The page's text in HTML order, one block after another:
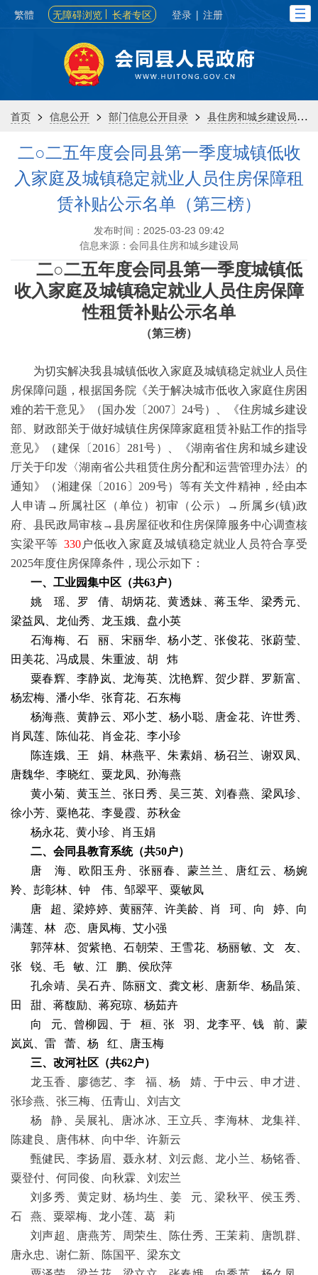
繁體 无障碍浏览 长者专区 登录 | 注册
首页 > 信息公开 > 部门信息公开目录 > 县住房和城乡建设局 >
二○二五年度会同县第一季度城镇低收
入家庭及城镇稳定就业人员住房保障租
赁补贴公示名单（第三榜）
发布时间：2025-03-23 09:42
信息来源：会同县住房和城乡建设局
二○二五年度会同县第一季度城镇低
收入家庭及城镇稳定就业人员住房保障
性租赁补贴公示名单
（第三榜）
为切实解决我县城镇低收入家庭及城镇稳定就业人员住
房保障问题，根据国务院《关于解决城市低收入家庭住房困
难的若干意见》（国办发〔2007〕24号）、《住房城乡建设
部、财政部关于做好城镇住房保障家庭租赁补贴工作的指导
意见》（建保〔2016〕 281号）、《湖南省住房和城乡建设
厅关于印发〈湖南省公共租赁住房分配和运营管理办法〉的
通知》（湘建保〔2016〕 209号）等有关文件精神，经由本
人申请→所属社区（单位）初审（公示）→所属乡(镇)政
府、县民政局审核→县房屋征收和住房保障服务中心调查核
实梁平等 330 户低收入家庭及城镇稳定就业人员符合享受
2025年度住房保障条件，现公示如下：
一、工业园集中区（共63户）
姚
瑶、罗
倩、胡炳花、黄透妹、蒋玉华、梁秀元、
梁益凤、龙仙秀、龙玉娥、盘小英
石海梅、石
丽、宋丽华、杨小芝、张俊花、张蔚莹、
田美花、冯成晨、朱重波、胡
炜
粟春辉、李静岚、龙海英、沈艳辉、贺少群、罗新富、
杨宏梅、潘小华、张育花、石东梅
杨海燕、黄静云、邓小芝、杨小聪、唐金花、许世秀、
肖凤莲、陈仙花、肖金花、李小珍
陈连娥、王
娟、林燕平、朱素娟、杨召兰、谢双凤、
唐魏华、李晓红、粟龙凤、孙海燕
黄小菊、黄玉兰、张日秀、吴三英、刘春燕、梁凤珍、
徐小芳、粟艳花、李曼霞、苏秋金
杨永花、黄小珍、肖玉娟
二、 会同县教育系统（共50户）
唐
海 、欧阳玉舟、张丽春、 蒙兰兰
、唐红云、杨婉
羚、彭彰林、钟
伟、邹翠平、粟敏凤
唐
超、梁婷婷、黄丽萍、许美龄、肖 珂、向
婷、向
满莲、林
恋、唐凤梅、艾小强
郭萍林、贺紫艳、石朝荣、王雪花、杨丽敏、文
友、
张
锐、毛 敏、江
鹏、侯欣萍
孔余靖、吴石卉、陈丽文、龚文彬、唐新华、杨晶策、
田
甜、蒋馥励、蒋宛琼、杨茹卉
向
元、曾柳园、于 桓、张 羽、龙李平、钱
前、蒙
岚岚、雷
蕾、杨
红、唐玉梅
三、改河社区（共62户）
龙玉香、廖德艺、李
福、杨
婧、于中云、申才进、
张珍燕、张三梅、伍青山、刘吉文
杨
静、吴展礼、唐冰冰、王立兵、李海林、龙集祥、
陈建良、唐伟林、向中华、许新云
甄健民、李扬眉、聂永材、刘云彪、龙小兰、杨铭香、
粟登付、何同俊、向秋霖、刘宏兰
刘多秀、黄定财、杨均生、姜
元、梁秋平、侯玉秀、
石
燕、粟翠梅、龙小莲、葛
莉
刘声超、唐燕芳、周荣生、陈仕秀、王茉莉、唐凯群、
唐永忠、谢仁新、陈国平、梁东文